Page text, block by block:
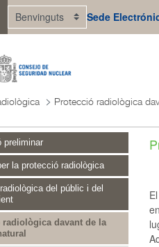
Sede
preliminar
la protecció radiològica
del públic i del
radiològica davant de la